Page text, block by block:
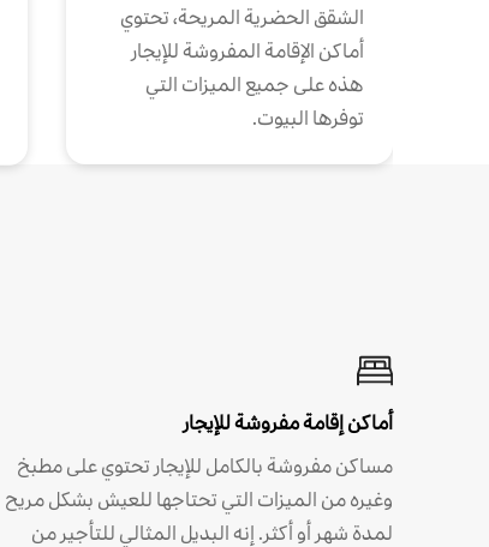
الشقق الحضرية المريحة، تحتوي
أماكن الإقامة المفروشة للإيجار
هذه على جميع الميزات التي
توفرها البيوت.
أماكن إقامة مفروشة للإيجار
مساكن مفروشة بالكامل للإيجار تحتوي على مطبخ
وغيره من الميزات التي تحتاجها للعيش بشكل مريح
لمدة شهر أو أكثر. إنه البديل المثالي للتأجير من